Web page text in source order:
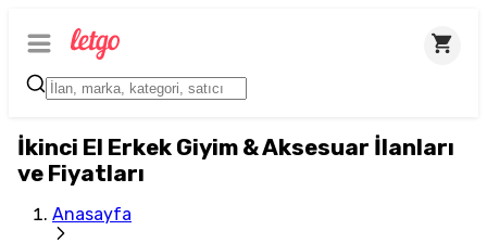
İkinci El Erkek Giyim & Aksesuar İlanları
ve Fiyatları
Anasayfa